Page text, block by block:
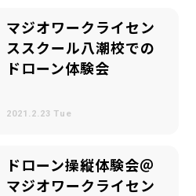
マジオワークライセン
ススクール八潮校での
ドローン体験会
2021.2.23 Tue
ドローン操縦体験会＠
マジオワークライセン